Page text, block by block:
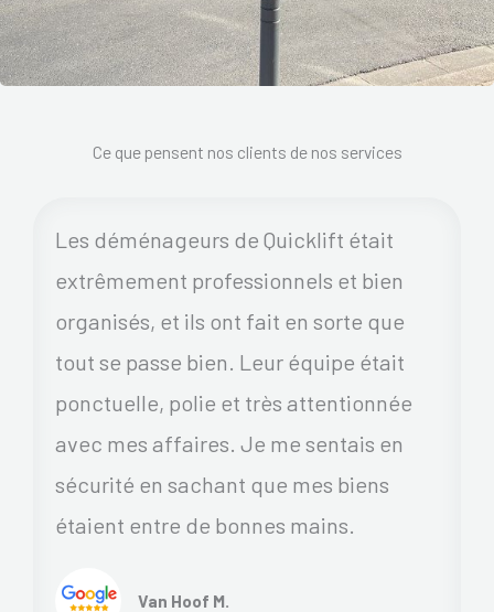
Ce que pensent nos clients de nos services
Les déménageurs de Quicklift était
extrêmement professionnels et bien
organisés, et ils ont fait en sorte que
tout se passe bien. Leur équipe était
ponctuelle, polie et très attentionnée
avec mes affaires. Je me sentais en
sécurité en sachant que mes biens
étaient entre de bonnes mains.
Van Hoof M.